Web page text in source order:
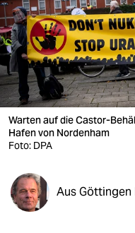
berlin
nord
wahrheit
verlag
verlag
shop
fragen & hilfe
Warten auf die Castor-
Hafen von Nordenham
Foto: DPA
Aus Göttingen